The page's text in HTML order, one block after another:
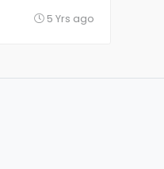
5 Yrs ago